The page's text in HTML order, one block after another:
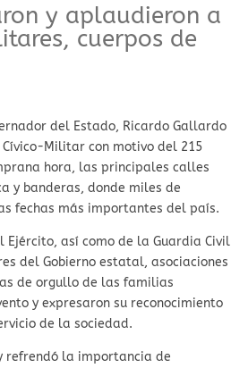
y aplaudieron a
cuerpos de
del Estado, Ricardo Gallardo
Militar con motivo del 215
hora, las principales calles
y banderas, donde miles de
fechas más importantes del país.
así como de la Guardia Civil
del Gobierno estatal, asociaciones
de orgullo de las familias
y expresaron su reconocimiento
de la sociedad.
refrendó la importancia de